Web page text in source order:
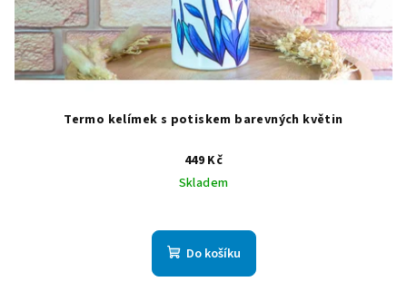
Termo kelímek s potiskem barevných květin
449 Kč
Skladem
Do košíku